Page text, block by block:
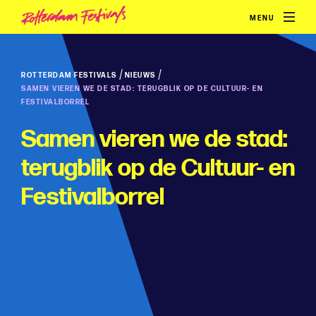
MENU
ROTTERDAM FESTIVALS / NIEUWS /
SAMEN VIEREN WE DE STAD: TERUGBLIK OP DE CULTUUR- EN
FESTIVALBORREL
Samen vieren we de stad:
terugblik op de Cultuur- en
Festivalborrel